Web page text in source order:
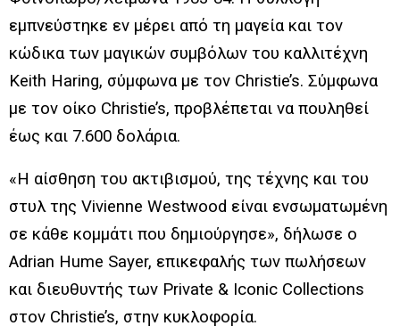
εμπνεύστηκε εν μέρει από τη μαγεία και τον
κώδικα των μαγικών συμβόλων του καλλιτέχνη
Keith Haring, σύμφωνα με τον Christie’s. Σύμφωνα
με τον οίκο Christie’s, προβλέπεται να πουληθεί
έως και 7.600 δολάρια.
«Η αίσθηση του ακτιβισμού, της τέχνης και του
στυλ της Vivienne Westwood είναι ενσωματωμένη
σε κάθε κομμάτι που δημιούργησε», δήλωσε ο
Adrian Hume Sayer, επικεφαλής των πωλήσεων
και διευθυντής των Private & Iconic Collections
στον Christie’s, στην κυκλοφορία.